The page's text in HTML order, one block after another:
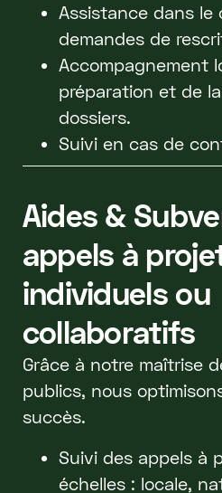
Assistance dans le
demandes de
Accompagnement
préparation et de
dossiers.
Suivi en cas de
Aides &
appels à
individuels ou
collaboratifs
Grâce à notre maîtrise
publics, nous
succès.
Suivi des appels à
échelles : locale,